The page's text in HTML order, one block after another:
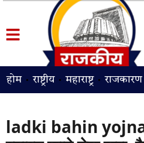
होम राष्ट्रीय महाराष्ट्र राजकारण
ladki bahin yojna :